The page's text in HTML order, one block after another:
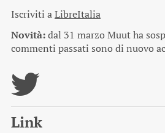
Iscriviti aLibreItalia
Novità:dal 31 marzo Muut ha
commenti passati sono di nuovo
Link